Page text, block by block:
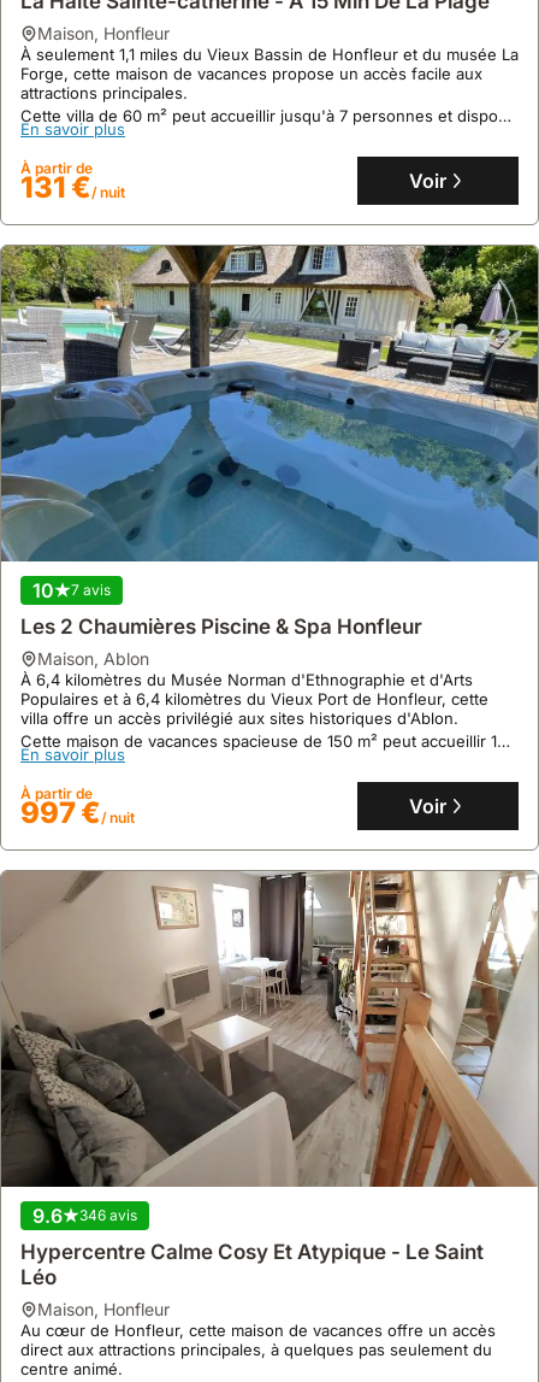
maison, Honfleur
À seulement 1,1 miles du Vieux Bassin de Honfleur et du musée La
Forge, cette maison de vacances propose un accès facile aux
attractions principales.
Cette villa de 60 m² peut accueillir jusqu'à 7 personnes et dispose
d'un jardin, d'une terrasse et du WiFi gratuit.
En savoir plus
À partir de
131 €/ nuit Voir
10 7 avis
Les 2 Chaumières Piscine & Spa Honfleur
maison, Ablon
À 6,4 kilomètres du Musée Norman d'Ethnographie et d'Arts
Populaires et à 6,4 kilomètres du Vieux Port de Honfleur, cette
villa offre un accès privilégié aux sites historiques d'Ablon.
Cette maison de vacances spacieuse de 150 m² peut accueillir 12
personnes dans 3 chambres et dispose d'une cuisine équipée,
d'une piscine privée, d'un jacuzzi et d'un jardin, avec des activités
de plein air telles que le vélo et la pêche à proximité.
En savoir plus
À partir de
997 €/ nuit Voir
9.6 346 avis
Hypercentre Calme Cosy Et Atypique - Le Saint
Léo
maison, Honfleur
Au cœur de Honfleur, cette maison de vacances offre un accès
direct aux attractions principales, à quelques pas seulement du
centre animé.